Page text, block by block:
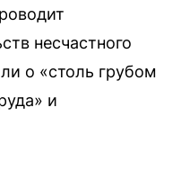
несчастного
о «столь грубом
и